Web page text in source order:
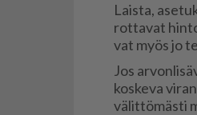
Lais­ta,
rot­ta­vat
vat myös jo
Jos
kos­ke­va
vä­lit­tö­mäs­ti